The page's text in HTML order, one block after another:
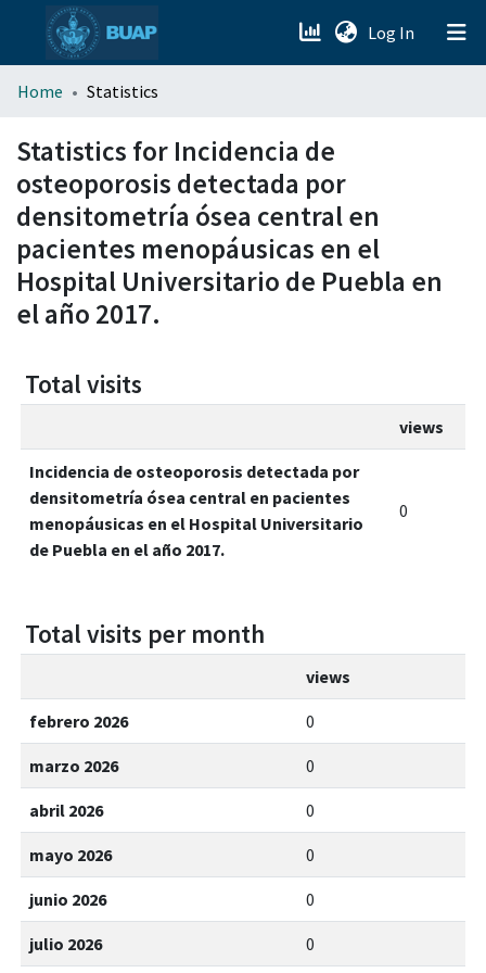
Log In (current)
menu.section.about_menu
All of DSpace
Home Statistics
Statistics for Incidencia de
osteoporosis detectada por
densitometría ósea central en
pacientes menopáusicas en el
Hospital Universitario de Puebla en
el año 2017.
Total visits
views
Incidencia de osteoporosis detectada por
densitometría ósea central en pacientes
menopáusicas en el Hospital Universitario
de Puebla en el año 2017.
0
Total visits per month
views
febrero 2026 0
marzo 2026 0
abril 2026 0
mayo 2026 0
junio 2026 0
julio 2026 0